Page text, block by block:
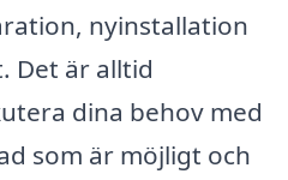
nyinstallation
Det är alltid
dina behov med
som är möjligt och